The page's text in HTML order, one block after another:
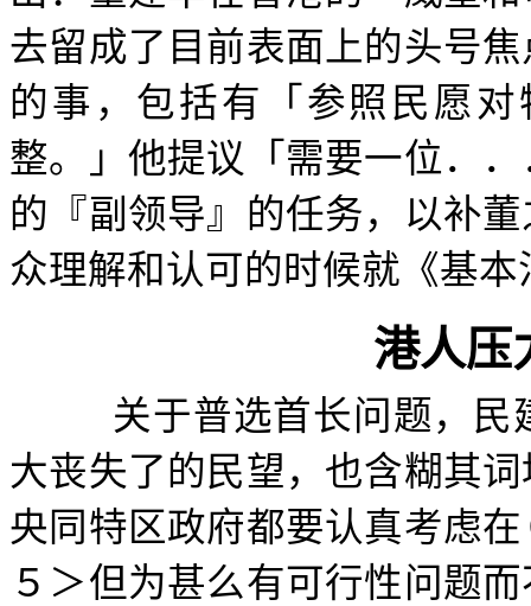
去留成了目前表面上的头号
的事，包括有「参照民愿
整。」他提议「需要一位．
的『副领导』的任务，以补
众理解和认可的时候就《基
港人压
关于普选首长问题，
大丧失了的民望，也含糊其
央同特区政府都要认真考虑
５＞但为甚么有可行性问题